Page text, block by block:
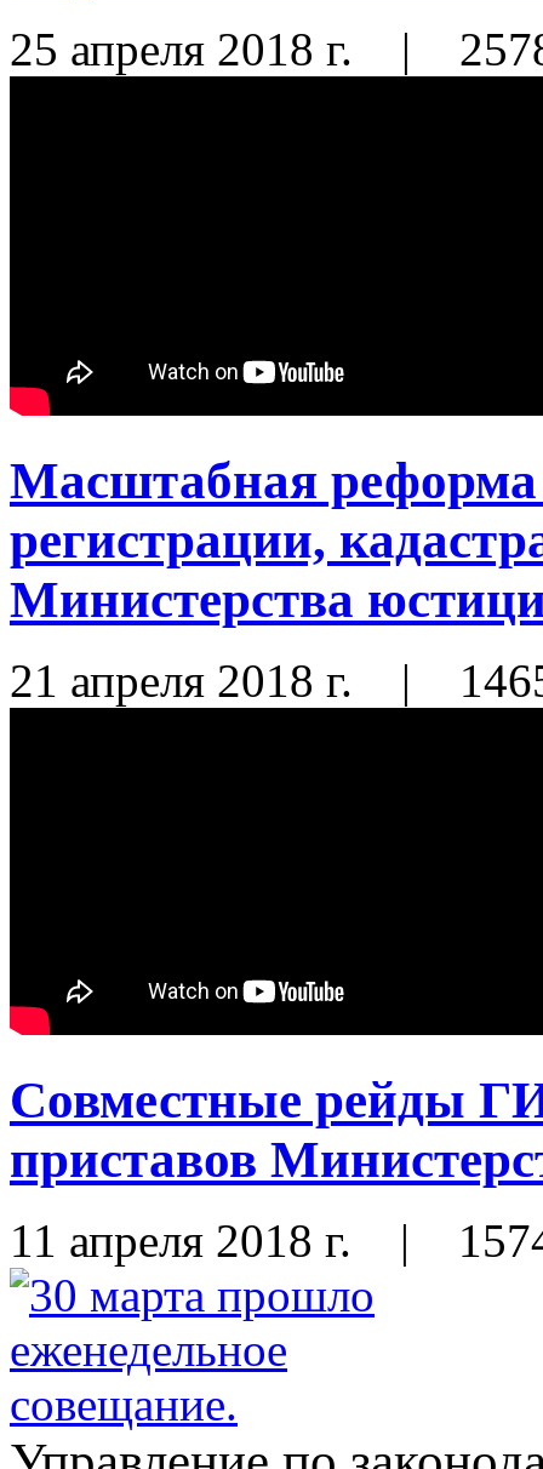
25 апреля 2018 г. |
Масштабная реформа
регистрации,
Министерства
21 апреля 2018 г. |
Совместные рейды
приставов
11 апреля 2018 г. |